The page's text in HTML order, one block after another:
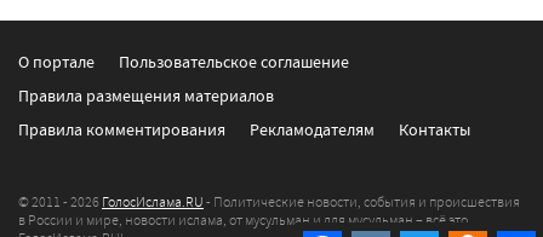
О портале
Пользовательское соглашение
Правила размещения материалов
Правила комментирования
Рекламодателям Контакты
© 2011 - 2026 ГолосИслама.RU - Политические новости, события и происшествия
в России и мире, новости ислама, от мусульман и для мусульман – всё это